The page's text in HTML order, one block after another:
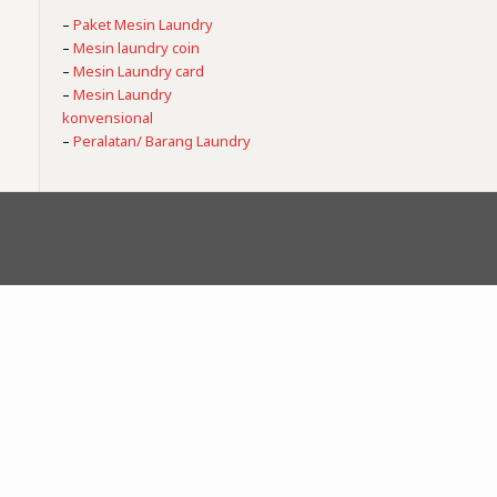
–Paket Mesin Laundry
–Mesin laundry coin
–Mesin Laundry card
–Mesin Laundry
konvensional
–Peralatan/ Barang Laundry